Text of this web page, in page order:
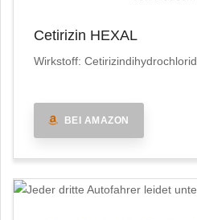
Cetirizin HEXAL
Wirkstoff: Cetirizindihydrochlorid
BEI AMAZON